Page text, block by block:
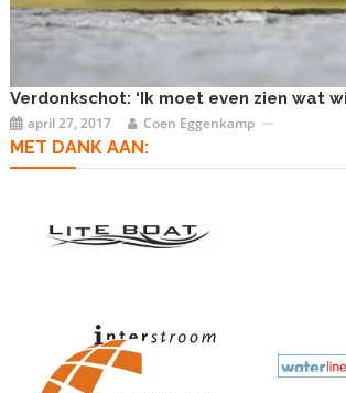
Verdonkschot: ‘Ik moet even zien wat
april 27, 2017 Coen Eggenkamp
MET DANK AAN: